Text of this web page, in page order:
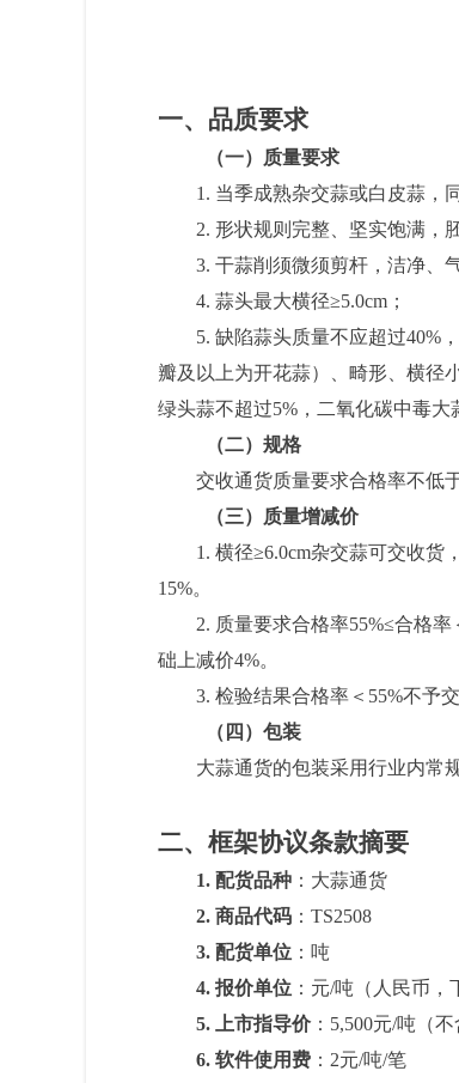
一、品质要求
（一）质量要求
1. 当季成熟杂交蒜或白皮蒜，
2. 形状规则完整、坚实饱满，
3. 干蒜削须微须剪杆，洁净、
4. 蒜头最大横径≥5.0cm；
5. 缺陷蒜头质量不应超过40%
瓣及以上为开花蒜）、畸形、横径
绿头蒜不超过5%，二氧化碳中毒大
（二）规格
交收通货质量要求合格率不低
（三）质量增减价
1. 横径≥6.0cm杂交蒜可交收货
15%。
2. 质量要求合格率55%≤合格
础上减价4%。
3. 检验结果合格率＜55%不予
（四）包装
大蒜通货的包装采用行业内常
二、框架协议条款摘要
1. 配货品种 ：大蒜通货
2. 商品代码 ：TS2508
3. 配货单位 ：吨
4. 报价单位 ：元/吨（人民币，
5. 上市指导价：5,500元/吨（不
6. 软件使用费 ：2元/吨/笔